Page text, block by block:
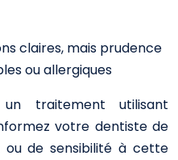
claires, mais prudence
ou allergiques
traitement utilisant
votre dentiste de
ou de sensibilité à cette